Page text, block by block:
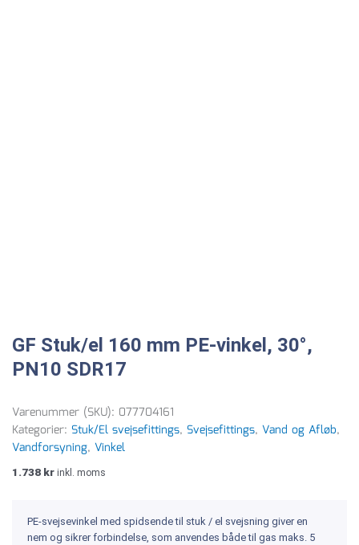
GF Stuk/el 160 mm PE-vinkel, 30°,
PN10 SDR17
Varenummer (SKU): 077704161
Kategorier: Stuk/El svejsefittings, Svejsefittings, Vand og Afløb,
Vandforsyning, Vinkel
1.738 kr inkl. moms
PE-svejsevinkel med spidsende til stuk / el svejsning giver en
nem og sikrer forbindelse, som anvendes både til gas maks. 5